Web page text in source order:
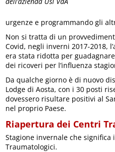
urgenze e programmando gli
Non si tratta di un
Covid, negli inverni 2017-2018,
era stata ridotta per
dei ricoveri per l’influenza
Da qualche giorno è di nuovo
Lodge di Aosta, con i 30 posti
dovessero risultare positivi al
nel proprio Paese.
Riapertura dei Centri
Stagione invernale che
Traumatologici.